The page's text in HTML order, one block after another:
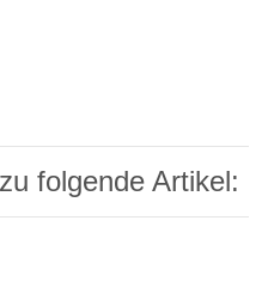
folgende Artikel: